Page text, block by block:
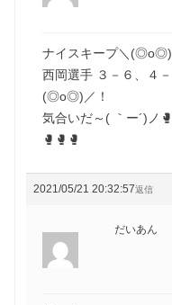
ナイスキープ＼(◎o◎)
西岡選手 ３－６、４
(◎o◎)／！
気合いだ～( ｀ー´)ノ
🥊🥊🥊
2021/05/21 20:32:57返信
だいあん